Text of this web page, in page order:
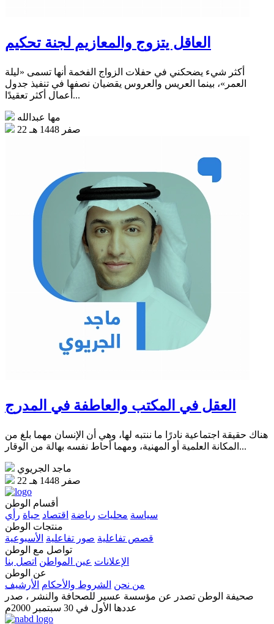
العاقل يتزوج والمعازيم لجنة تحكيم
أكثر شيء يضحكني في حفلات الزواج الفخمة أنها تسمى «ليلة
العمر»، بينما العريس والعروس يقضيان نصفها في تنفيذ جدول
أعمال أكثر تعقيدًا...
مها عبدالله
22 صفر 1448 هـ
العقل في المكتب والعاطفة في المدرج
هناك حقيقة اجتماعية نادرًا ما ننتبه لها، وهي أن الإنسان مهما بلغ من
المكانة العلمية أو المهنية، ومهما أحاط نفسه بهالة من الوقار...
ماجد الجريوي
22 صفر 1448 هـ
أقسام الوطن
سياسة محليات رياضة اقتصاد حياة رأي
منتجات الوطن
قصص تفاعلية صور تفاعلية الأسبوعية
تواصل مع الوطن
الإعلانات عين المواطن اتصل بنا
عن الوطن
من نحن الشروط والأحكام الأرشيف
صحيفة الوطن تصدر عن مؤسسة عسير للصحافة والنشر ، صدر
عددها الأول في 30 سبتمبر 2000م